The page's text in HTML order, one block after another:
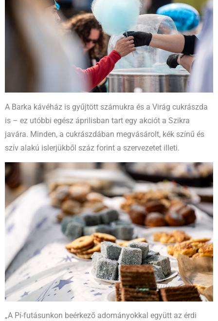
A Barka kávéház is gyűjtött számukra és a Virág cukrászda
is – ez utóbbi egész áprilisban tart egy akciót a Szikra
javára. Minden, a cukrászdában megvásárolt, kék színű és
szív alakú islerjükből száz forint a szervezetet illeti.
„A Pí-futásunkon beérkező adományokkal együtt az érdi